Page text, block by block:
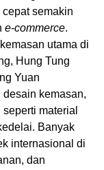
semakin
e-commerce.
utama di
Hung Tung
Yuan
kemasan,
material
Banyak
internasional di
dan